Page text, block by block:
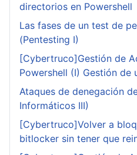
directorios en Powershell
Las fases de un test de
(Pentesting I)
[Cybertruco]Gestión de
Powershell (I) Gestión de
Ataques de denegación
Informáticos III)
[Cybertruco]Volver a
bitlocker sin tener que